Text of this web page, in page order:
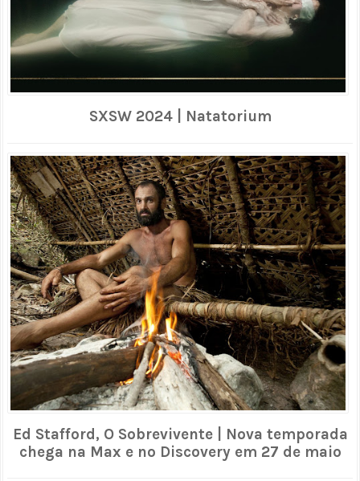
SXSW 2024 | Natatorium
Ed Stafford, O Sobrevivente | Nova temporada
chega na Max e no Discovery em 27 de maio